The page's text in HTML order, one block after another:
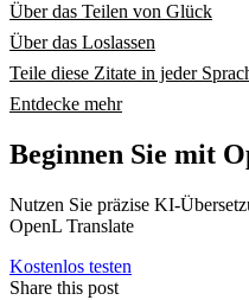
Über das Teilen von Glück
Über das Loslassen
Teile diese Zitate in jeder
Entdecke mehr
Beginnen Sie mit
Nutzen Sie präzise KI-
OpenL Translate
Kostenlos testen
Share this post